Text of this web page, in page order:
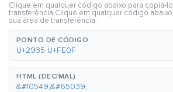
Clique em qualquer código abaixo para copiá-
transferência.Clique em qualquer código
sua área de transferência.
PONTO DE CÓDIGO
U+2935 U+FE0F
HTML (DECIMAL)
&#10549;&#65039;